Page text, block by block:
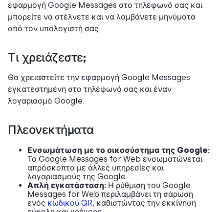
εφαρμογή Google Messages στο τηλέφωνό σας και
μπορείτε να στέλνετε και να λαμβάνετε μηνύματα
από τον υπολογιστή σας.
Τι χρειάζεστε;
Θα χρειαστείτε την εφαρμογή Google Messages
εγκατεστημένη στο τηλέφωνό σας και έναν
λογαριασμό Google.
Πλεονεκτήματα
Ενσωμάτωση με το οικοσύστημα της Google:
Το Google Messages for Web ενσωματώνεται
απρόσκοπτα με άλλες υπηρεσίες και
λογαριασμούς της Google.
Απλή εγκατάσταση: Η ρύθμιση του Google
Messages for Web περιλαμβάνει τη σάρωση
ενός κωδικού QR, καθιστώντας την εκκίνηση